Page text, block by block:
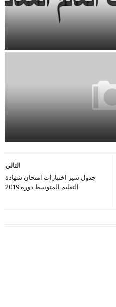
التالي
جدول سير اختبارات امتحان شهادة
التعليم المتوسط دورة 2019